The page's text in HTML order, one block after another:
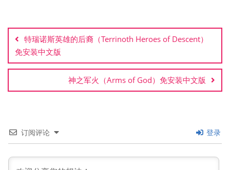
章
导
航
特瑞诺斯英雄的后裔（Terrinoth Heroes of Descent）
免安装中文版
神之军火（Arms of God）免安装中文版
订阅评论 登录